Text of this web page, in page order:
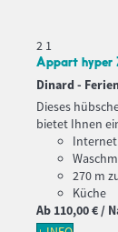
2 1
Appart hyper
Dinard -
Dieses
bietet Ihnen
Internet
270 m
Küche
Ab 110,00 €/